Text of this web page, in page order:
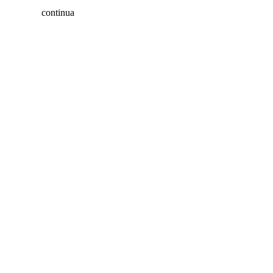
continua